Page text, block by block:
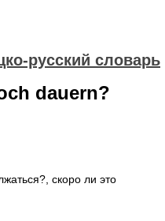
русский словарь
dauern?
скоро ли это